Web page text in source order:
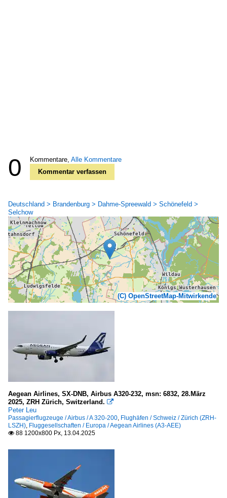
0 Kommentare, Alle Kommentare
Kommentar verfassen
Deutschland > Brandenburg > Dahme-Spreewald > Schönefeld >
Selchow
(C) OpenStreetMap-Mitwirkende
Aegean Airlines, SX-DNB, Airbus A320-232, msn: 6832, 28.März
2025, ZRH Zürich, Switzerland. 
Peter Leu
Passagierflugzeuge / Airbus / A 320-200 Flughäfen / Schweiz / Zürich (ZRH-
LSZH) Fluggesellschaften / Europa / Aegean Airlines (A3-AEE)
 88 1200x800 Px, 13.04.2025